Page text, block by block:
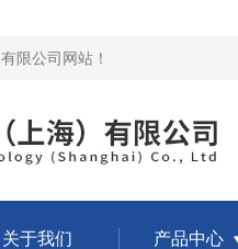
限公司网站 ！
关于我们 产品中心